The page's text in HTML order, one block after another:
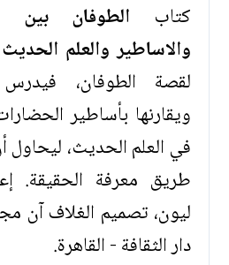
كتاب الطوفان بين
والاساطير والعلم الحديث
لقصة الطوفان، فيدرس
ويقارنها بأساطير
في العلم الحديث،
طريق معرفة الحقيقة.
ليون، تصميم الغلاف آن
دار الثقافة - القاهرة.